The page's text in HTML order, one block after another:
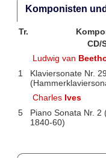
Komponisten
Tr.
CD/
Ludwig van
1
Klaviersonate Nr.
Charles Ives
5
Piano Sonata Nr. 2
1840-60)